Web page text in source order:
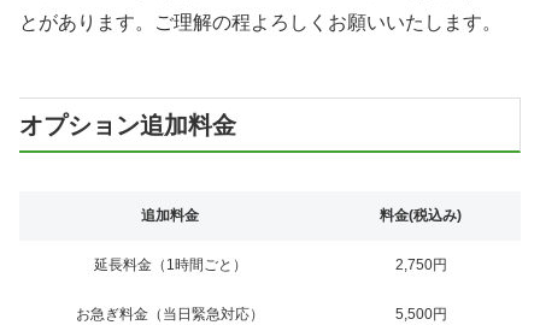
とがあります。ご理解の程よろしくお願いいたします。
オプション追加料金
追加料金 料金(税込み)
延長料金（1時間ごと） 2,750円
お急ぎ料金（当日緊急対応） 5,500円